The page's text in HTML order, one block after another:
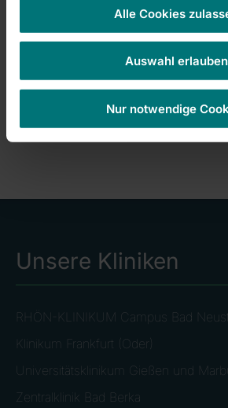
Alle Cookies
Auswahl erlauben
Nur notwendige
Unsere Kliniken
RHÖN-KLINIKUM Campus Bad
Klinikum Frankfurt (Oder)
Universitätsklinikum Gießen und
Zentralklinik Bad Berka